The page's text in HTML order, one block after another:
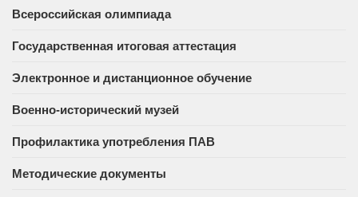
Всероссийская олимпиада
Государственная итоговая аттестация
Электронное и дистанционное обучение
Военно-исторический музей
Профилактика употребления ПАВ
Методические документы